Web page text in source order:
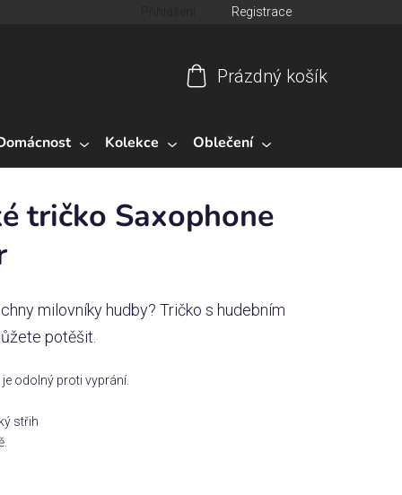
Registrace
košík
Prázdný košík
Kolekce Oblečení
tričko Saxophone
milovníky hudby? Tričko s hudebním
potěšit.
odolný proti vyprání.
střih